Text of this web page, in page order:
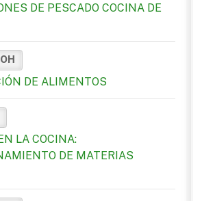
DE PESCADO COCINA DE
DE ALIMENTOS
LA COCINA:
DE MATERIAS